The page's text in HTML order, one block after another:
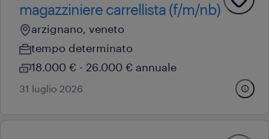
magazziniere carrellista (f/m/nb)
arzignano, veneto
tempo determinato
18.000 € - 26.000 € annuale
31 luglio 2026